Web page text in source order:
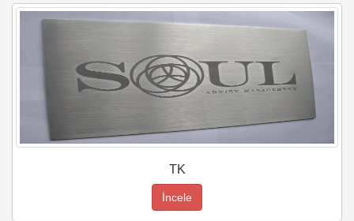
TK
İncele